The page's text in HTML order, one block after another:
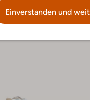
Einverstanden und